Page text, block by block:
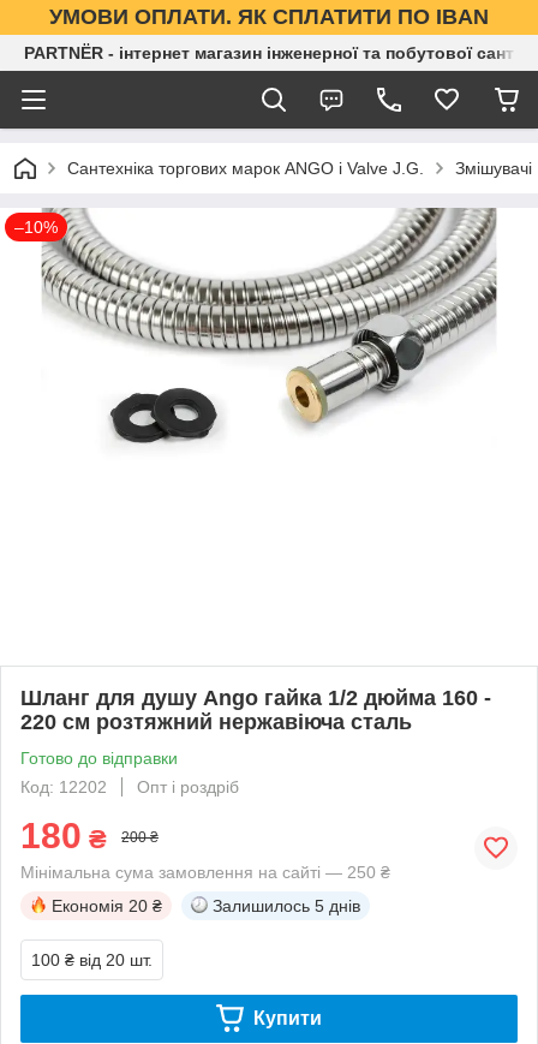
УМОВИ ОПЛАТИ. ЯК СПЛАТИТИ ПО IBAN
PARTNЁR - інтернет магазин інженерної та побутової
Сантехніка торгових марок ANGO і Valve J.G. Змішувачі
–10%
Шланг для душу Ango гайка 1/2 дюйма 160 -
220 см розтяжний нержавіюча сталь
Готово до відправки
Код: 12202
Опт і роздріб
180 ₴ 200 ₴
Мінімальна сума замовлення на сайті — 250 ₴
Економія 20 ₴ Залишилось 5 днів
100 ₴ від 20 шт.
Купити